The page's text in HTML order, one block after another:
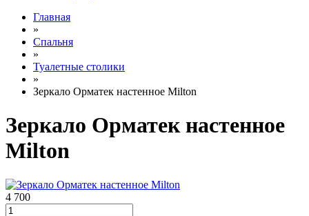
Главная
»
Спальня
»
Туалетные столики
»
Зеркало Орматек настенное Milton
Зеркало Орматек настенное
Milton
4 700